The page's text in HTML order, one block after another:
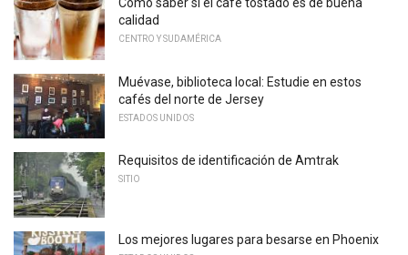
calidad
CENTRO Y SUDAMÉRICA
Muévase, biblioteca local: Estudie en estos
cafés del norte de Jersey
ESTADOS UNIDOS
Requisitos de identificación de Amtrak
SITIO
Los mejores lugares para besarse en Phoenix